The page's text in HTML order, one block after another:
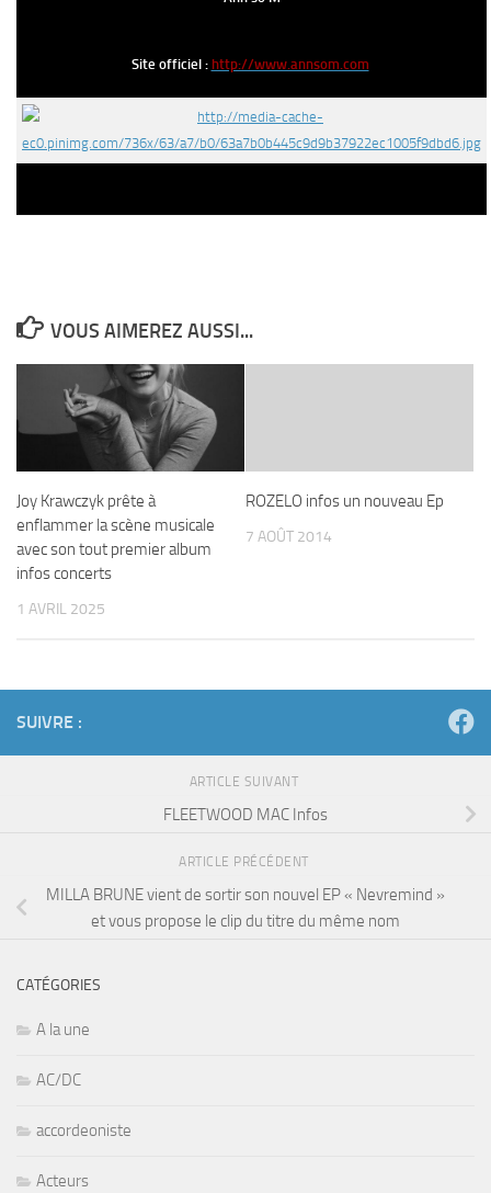
Site officiel : http://www.annsom.com
VOUS AIMEREZ AUSSI...
Joy Krawczyk prête à
enflammer la scène musicale
avec son tout premier album
infos concerts
1 AVRIL 2025
ROZELO infos un nouveau Ep
7 AOÛT 2014
SUIVRE :
ARTICLE SUIVANT
FLEETWOOD MAC Infos
ARTICLE PRÉCÉDENT
MILLA BRUNE vient de sortir son nouvel EP « Nevremind »
et vous propose le clip du titre du même nom
CATÉGORIES
A la une
AC/DC
accordeoniste
Acteurs